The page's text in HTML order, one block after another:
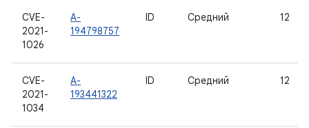
CVE-
2021-
1026
A-
194798757
ID Средний 12
CVE-
2021-
1034
A-
193441322
ID Средний 12